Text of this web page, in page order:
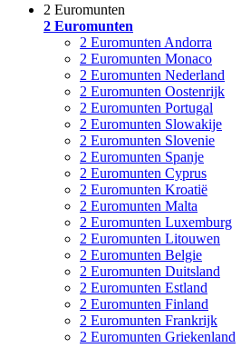
2 Euromunten
2 Euromunten
2 Euromunten Andorra
2 Euromunten Monaco
2 Euromunten Nederland
2 Euromunten Oostenrijk
2 Euromunten Portugal
2 Euromunten Slowakije
2 Euromunten Slovenie
2 Euromunten Spanje
2 Euromunten Cyprus
2 Euromunten Kroatië
2 Euromunten Malta
2 Euromunten Luxemburg
2 Euromunten Litouwen
2 Euromunten Belgie
2 Euromunten Duitsland
2 Euromunten Estland
2 Euromunten Finland
2 Euromunten Frankrijk
2 Euromunten Griekenland